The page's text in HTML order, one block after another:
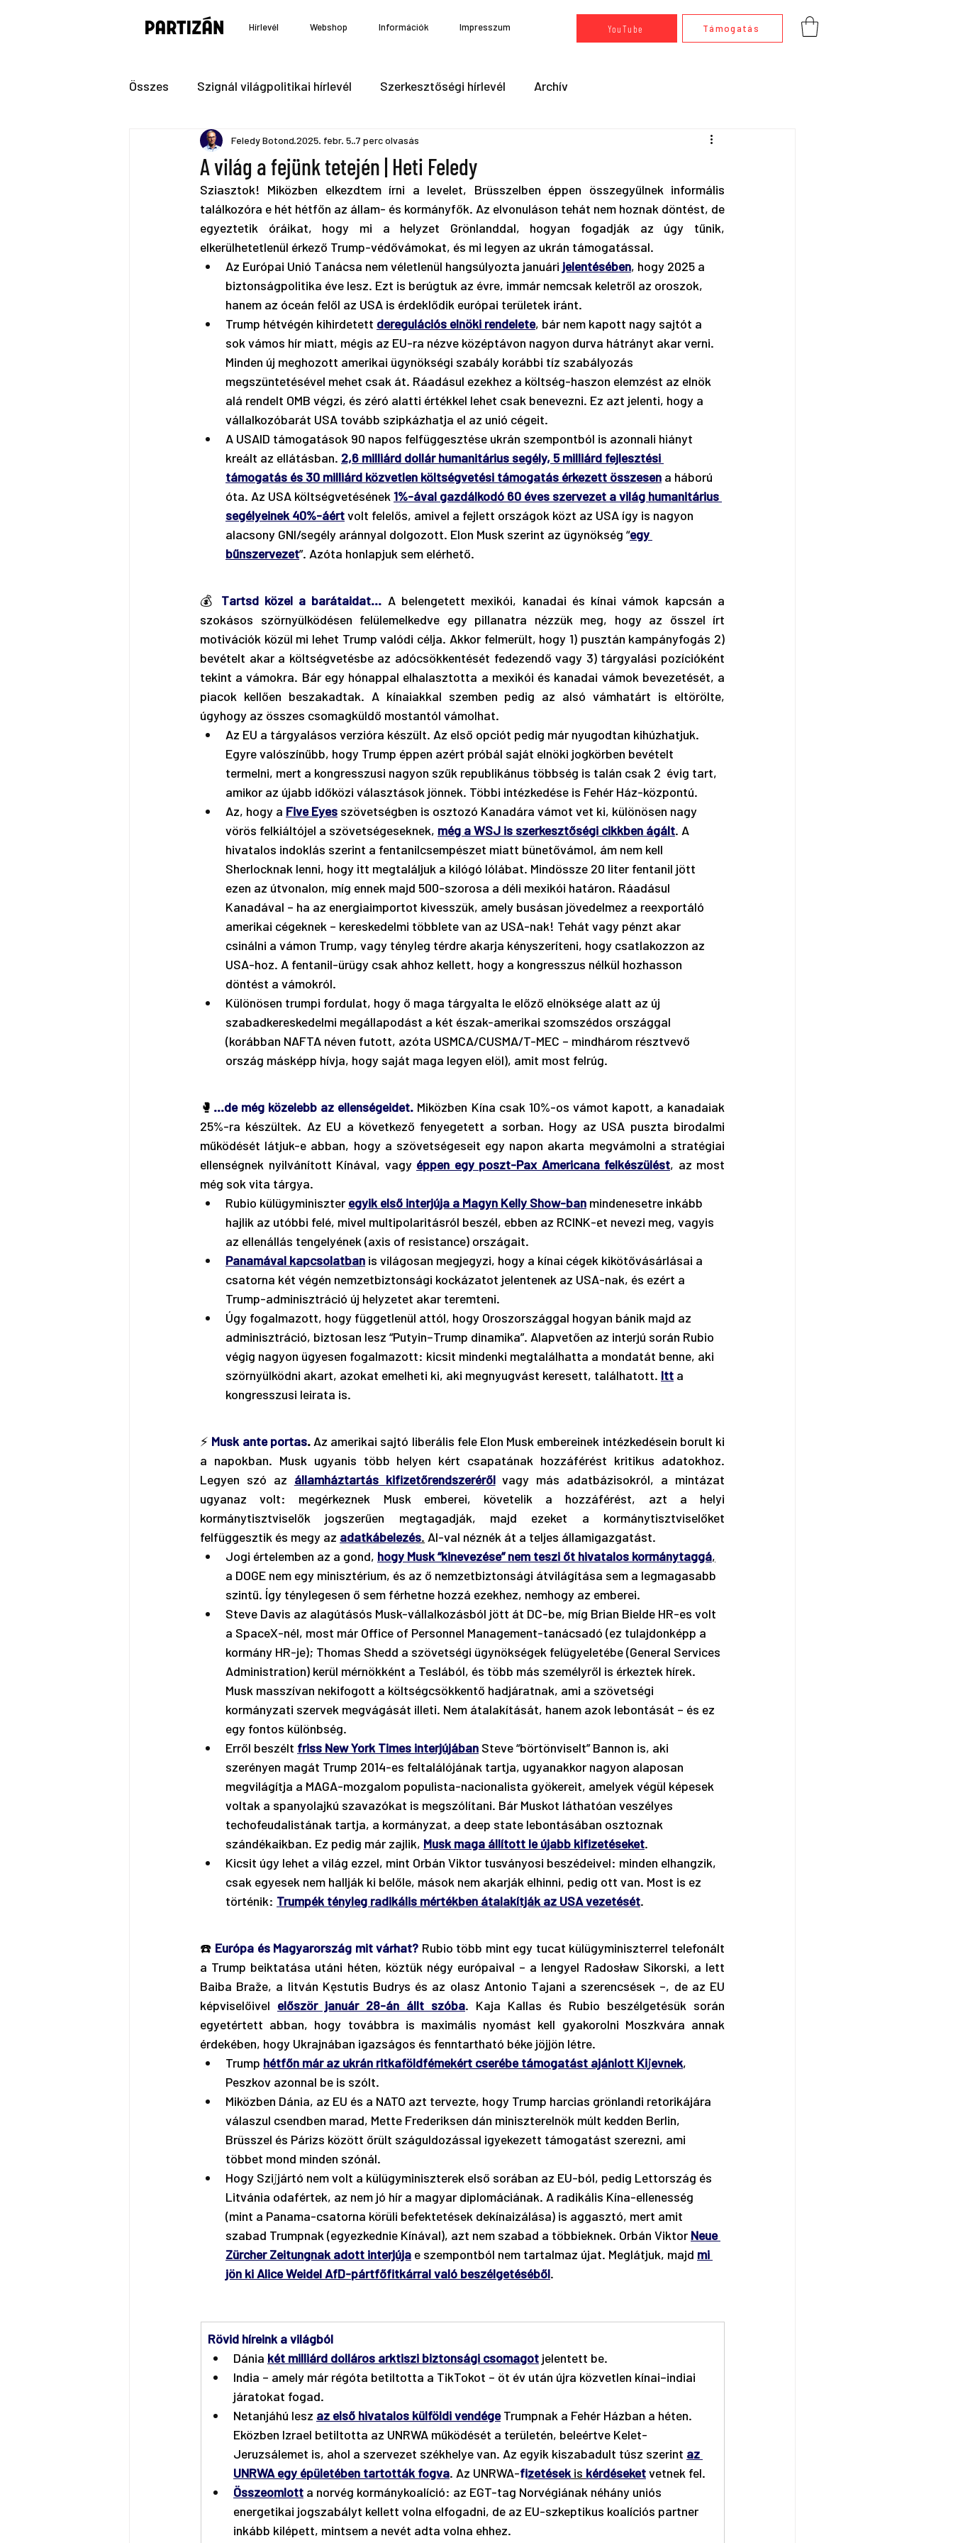
Hírlevél Webshop Információk Impresszum YouTube Támogatás
Összes Szignál világpolitikai hírlevél Szerkesztőségi hírlevél Archív
A világ a fejünk tetején | Heti Feledy
Feledy Botond 2025. febr. 5. 7 perc olvasás
Sziasztok! Miközben elkezdtem írni a levelet, Brüsszelben éppen összegyűlnek informális
találkozóra e hét hétfőn az állam- és kormányfők. Az elvonuláson tehát nem hoznak döntést, de
egyeztetik óráikat, hogy mi a helyzet Grönlanddal, hogyan fogadják az úgy tűnik,
elkerülhetetlenül érkező Trump-védővámokat, és mi legyen az ukrán támogatással.
Az Európai Unió Tanácsa nem véletlenül hangsúlyozta januári jelentésében, hogy 2025 a
biztonságpolitika éve lesz. Ezt is berúgtuk az évre, immár nemcsak keletről az oroszok,
hanem az óceán felől az USA is érdeklődik európai területek iránt.
Trump hétvégén kihirdetett deregulációs elnöki rendelete, bár nem kapott nagy sajtót a
sok vámos hír miatt, mégis az EU-ra nézve középtávon nagyon durva hátrányt akar verni.
Minden új meghozott amerikai ügynökségi szabály korábbi tíz szabályozás
megszüntetésével mehet csak át. Ráadásul ezekhez a költség-haszon elemzést az elnök
alá rendelt OMB végzi, és zéró alatti értékkel lehet csak benevezni. Ez azt jelenti, hogy a
vállalkozóbarát USA tovább szipkázhatja el az unió cégeit.
A USAID támogatások 90 napos felfüggesztése ukrán szempontból is azonnali hiányt
kreált az ellátásban. 2,6 milliárd dollár humanitárius segély, 5 milliárd fejlesztési
támogatás és 30 milliárd közvetlen költségvetési támogatás érkezett összesen a háború
óta. Az USA költségvetésének 1%-ával gazdálkodó 60 éves szervezet a világ humanitárius
segélyeinek 40%-áért volt felelős, amivel a fejlett országok közt az USA így is nagyon
alacsony GNI/segély aránnyal dolgozott. Elon Musk szerint az ügynökség “egy
bűnszervezet”. Azóta honlapjuk sem elérhető.
💰 Tartsd közel a barátaidat… A belengetett mexikói, kanadai és kínai vámok kapcsán a
szokásos szörnyülködésen felülemelkedve egy pillanatra nézzük meg, hogy az ősszel írt
motivációk közül mi lehet Trump valódi célja. Akkor felmerült, hogy 1) pusztán kampányfogás 2)
bevételt akar a költségvetésbe az adócsökkentését fedezendő vagy 3) tárgyalási pozícióként
tekint a vámokra. Bár egy hónappal elhalasztotta a mexikói és kanadai vámok bevezetését, a
piacok kellően beszakadtak. A kínaiakkal szemben pedig az alsó vámhatárt is eltörölte,
úgyhogy az összes csomagküldő mostantól vámolhat.
Az EU a tárgyalásos verzióra készült. Az első opciót pedig már nyugodtan kihúzhatjuk.
Egyre valószínűbb, hogy Trump éppen azért próbál saját elnöki jogkörben bevételt
termelni, mert a kongresszusi nagyon szűk republikánus többség is talán csak 2  évig tart,
amikor az újabb időközi választások jönnek. Többi intézkedése is Fehér Ház-központú.
Az, hogy a Five Eyes szövetségben is osztozó Kanadára vámot vet ki, különösen nagy
vörös felkiáltójel a szövetségeseknek, még a WSJ is szerkesztőségi cikkben ágált. A
hivatalos indoklás szerint a fentanilcsempészet miatt bünetővámol, ám nem kell
Sherlocknak lenni, hogy itt megtaláljuk a kilógó lólábat. Mindössze 20 liter fentanil jött
ezen az útvonalon, míg ennek majd 500-szorosa a déli mexikói határon. Ráadásul
Kanadával – ha az energiaimportot kivesszük, amely busásan jövedelmez a reexportáló
amerikai cégeknek – kereskedelmi többlete van az USA-nak! Tehát vagy pénzt akar
csinálni a vámon Trump, vagy tényleg térdre akarja kényszeríteni, hogy csatlakozzon az
USA-hoz. A fentanil-ürügy csak ahhoz kellett, hogy a kongresszus nélkül hozhasson
döntést a vámokról.
Különösen trumpi fordulat, hogy ő maga tárgyalta le előző elnöksége alatt az új
szabadkereskedelmi megállapodást a két észak-amerikai szomszédos országgal
(korábban NAFTA néven futott, azóta USMCA/CUSMA/T-MEC – mindhárom résztvevő
ország másképp hívja, hogy saját maga legyen elöl), amit most felrúg.
🥊 …de még közelebb az ellenségeidet. Miközben Kína csak 10%-os vámot kapott, a kanadaiak
25%-ra készültek. Az EU a következő fenyegetett a sorban. Hogy az USA puszta birodalmi
működését látjuk-e abban, hogy a szövetségeseit egy napon akarta megvámolni a stratégiai
ellenségnek nyilvánított Kínával, vagy éppen egy poszt-Pax Americana felkészülést, az most
még sok vita tárgya.
Rubio külügyminiszter egyik első interjúja a Magyn Kelly Show-ban mindenesetre inkább
hajlik az utóbbi felé, mivel multipolaritásról beszél, ebben az RCINK-et nevezi meg, vagyis
az ellenállás tengelyének (axis of resistance) országait.
Panamával kapcsolatban is világosan megjegyzi, hogy a kínai cégek kikötővásárlásai a
csatorna két végén nemzetbiztonsági kockázatot jelentenek az USA-nak, és ezért a
Trump-adminisztráció új helyzetet akar teremteni.
Úgy fogalmazott, hogy függetlenül attól, hogy Oroszországgal hogyan bánik majd az
adminisztráció, biztosan lesz “Putyin–Trump dinamika”. Alapvetően az interjú során Rubio
végig nagyon ügyesen fogalmazott: kicsit mindenki megtalálhatta a mondatát benne, aki
szörnyülködni akart, azokat emelheti ki, aki megnyugvást keresett, találhatott. Itt a
kongresszusi leirata is.
⚡ Musk ante portas. Az amerikai sajtó liberális fele Elon Musk embereinek intézkedésein borult ki
a napokban. Musk ugyanis több helyen kért csapatának hozzáférést kritikus adatokhoz.
Legyen szó az államháztartás kifizetőrendszeréről vagy más adatbázisokról, a mintázat
ugyanaz volt: megérkeznek Musk emberei, követelik a hozzáférést, azt a helyi
kormánytisztviselők jogszerűen megtagadják, majd ezeket a kormánytisztviselőket
felfüggesztik és megy az adatkábelezés. AI-val néznék át a teljes államigazgatást.
Jogi értelemben az a gond, hogy Musk “kinevezése” nem teszi őt hivatalos kormánytaggá,
a DOGE nem egy minisztérium, és az ő nemzetbiztonsági átvilágítása sem a legmagasabb
szintű. Így ténylegesen ő sem férhetne hozzá ezekhez, nemhogy az emberei.
Steve Davis az alagútásós Musk-vállalkozásból jött át DC-be, míg Brian Bielde HR-es volt
a SpaceX-nél, most már Office of Personnel Management-tanácsadó (ez tulajdonképp a
kormány HR-je); Thomas Shedd a szövetségi ügynökségek felügyeletébe (General Services
Administration) kerül mérnökként a Teslából, és több más személyről is érkeztek hírek.
Musk masszívan nekifogott a költségcsökkentő hadjáratnak, ami a szövetségi
kormányzati szervek megvágását illeti. Nem átalakítását, hanem azok lebontását – és ez
egy fontos különbség.
Erről beszélt friss New York Times interjújában Steve “börtönviselt” Bannon is, aki
szerényen magát Trump 2014-es feltalálójának tartja, ugyanakkor nagyon alaposan
megvilágítja a MAGA-mozgalom populista-nacionalista gyökereit, amelyek végül képesek
voltak a spanyolajkú szavazókat is megszólítani. Bár Muskot láthatóan veszélyes
techofeudalistának tartja, a kormányzat, a deep state lebontásában osztoznak
szándékaikban. Ez pedig már zajlik, Musk maga állított le újabb kifizetéseket.
Kicsit úgy lehet a világ ezzel, mint Orbán Viktor tusványosi beszédeivel: minden elhangzik,
csak egyesek nem hallják ki belőle, mások nem akarják elhinni, pedig ott van. Most is ez
történik: Trumpék tényleg radikális mértékben átalakítják az USA vezetését.
☎️ Európa és Magyarország mit várhat? Rubio több mint egy tucat külügyminiszterrel telefonált
a Trump beiktatása utáni héten, köztük négy európaival – a lengyel Radosław Sikorski, a lett
Baiba Braže, a litván Kęstutis Budrys és az olasz Antonio Tajani a szerencsések –, de az EU
képviselőivel először január 28-án állt szóba. Kaja Kallas és Rubio beszélgetésük során
egyetértett abban, hogy továbbra is maximális nyomást kell gyakorolni Moszkvára annak
érdekében, hogy Ukrajnában igazságos és fenntartható béke jöjjön létre.
Trump hétfőn már az ukrán ritkaföldfémekért cserébe támogatást ajánlott Kijevnek,
Peszkov azonnal be is szólt.
Miközben Dánia, az EU és a NATO azt tervezte, hogy Trump harcias grönlandi retorikájára
válaszul csendben marad, Mette Frederiksen dán miniszterelnök múlt kedden Berlin,
Brüsszel és Párizs között őrült száguldozással igyekezett támogatást szerezni, ami
többet mond minden szónál.
Hogy Szijjártó nem volt a külügyminiszterek első sorában az EU-ból, pedig Lettország és
Litvánia odafértek, az nem jó hír a magyar diplomáciának. A radikális Kína-ellenesség
(mint a Panama-csatorna körüli befektetések dekínaizálása) is aggasztó, mert amit
szabad Trumpnak (egyezkednie Kínával), azt nem szabad a többieknek. Orbán Viktor Neue
Zürcher Zeitungnak adott interjúja e szempontból nem tartalmaz újat. Meglátjuk, majd mi
jön ki Alice Weidel AfD-pártfőfitkárral való beszélgetéséből.
Rövid híreink a világból
Dánia két milliárd dolláros arktiszi biztonsági csomagot jelentett be.
India – amely már régóta betiltotta a TikTokot – öt év után újra közvetlen kínai–indiai
járatokat fogad.
Netanjáhú lesz az első hivatalos külföldi vendége Trumpnak a Fehér Házban a héten.
Eközben Izrael betiltotta az UNRWA működését a területén, beleértve Kelet-
Jeruzsálemet is, ahol a szervezet székhelye van. Az egyik kiszabadult túsz szerint az
UNRWA egy épületében tartották fogva. Az UNRWA-fizetések is kérdéseket vetnek fel.
Összeomlott a norvég kormánykoalíció: az EGT-tag Norvégiának néhány uniós
energetikai jogszabályt kellett volna elfogadni, de az EU-szkeptikus koalíciós partner
inkább kilépett, mintsem a nevét adta volna ehhez.